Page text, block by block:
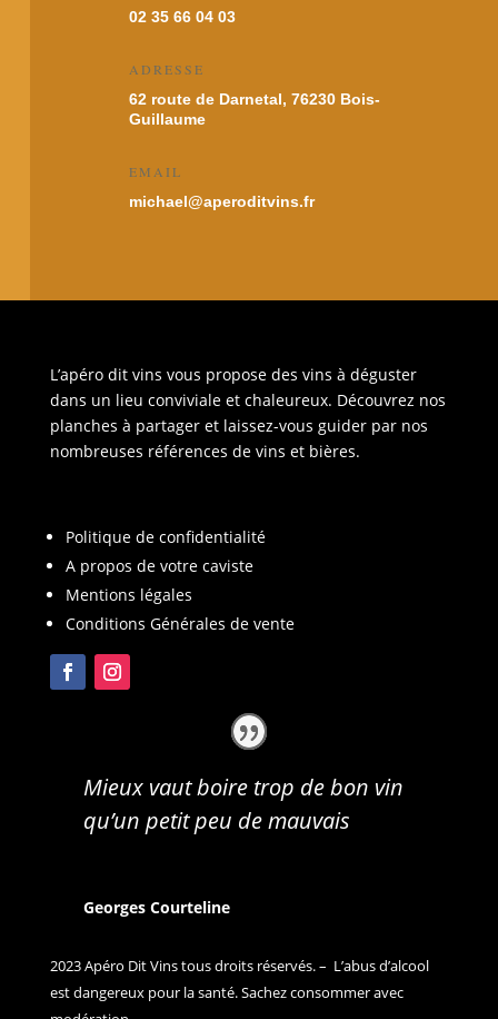
02 35 66 04 03
ADRESSE
62 route de Darnetal, 76230 Bois-
Guillaume
EMAIL
michael@aperoditvins.fr
L’apéro dit vins vous propose des vins à déguster
dans un lieu conviviale et chaleureux. Découvrez nos
planches à partager et laissez-vous guider par nos
nombreuses références de vins et bières.
Politique de confidentialité
A propos de votre caviste
Mentions légales
Conditions Générales de vente
Mieux vaut boire trop de bon vin
qu’un petit peu de mauvais
Georges Courteline
2023 Apéro Dit Vins tous droits réservés. – L’abus d’alcool
est dangereux pour la santé. Sachez consommer avec